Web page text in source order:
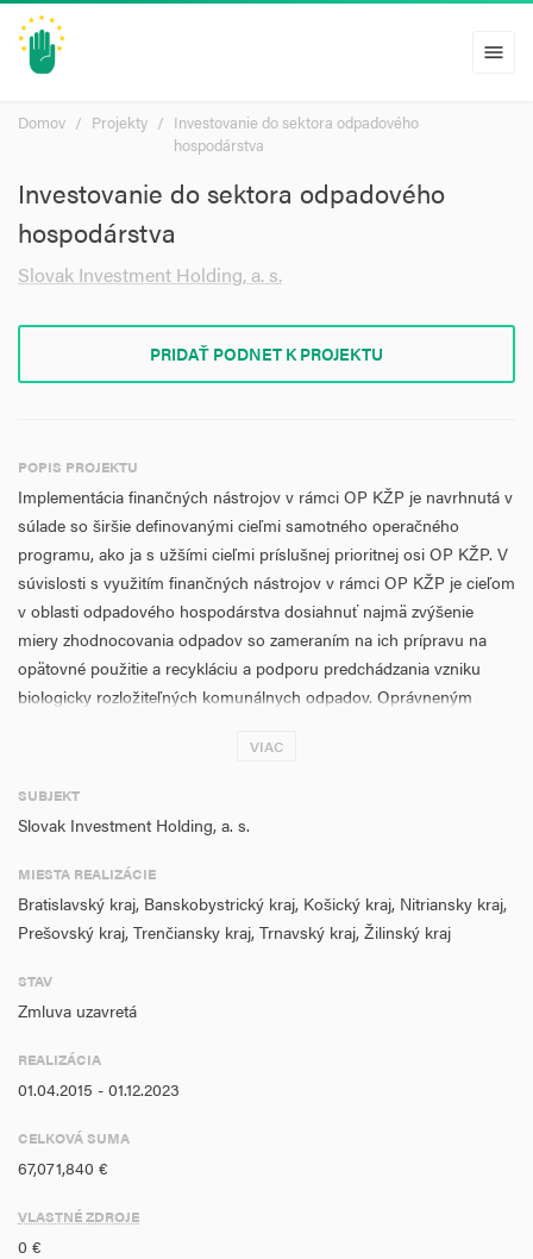
menu
Domov Projekty
Investovanie do sektora odpadového
hospodárstva
Investovanie do sektora odpadového
hospodárstva
Slovak Investment Holding, a. s.
PRIDAŤ PODNET K PROJEKTU
POPIS PROJEKTU
Implementácia finančných nástrojov v rámci OP KŽP je navrhnutá v
súlade so širšie definovanými cieľmi samotného operačného
programu, ako ja s užšími cieľmi príslušnej prioritnej osi OP KŽP. V
súvislosti s využitím finančných nástrojov v rámci OP KŽP je cieľom
v oblasti odpadového hospodárstva dosiahnuť najmä zvýšenie
miery zhodnocovania odpadov so zameraním na ich prípravu na
opätovné použitie a recykláciu a podporu predchádzania vzniku
biologicky rozložiteľných komunálnych odpadov. Oprávneným
VIAC
SUBJEKT
Slovak Investment Holding, a. s.
MIESTA REALIZÁCIE
Bratislavský kraj, Banskobystrický kraj, Košický kraj, Nitriansky kraj,
Prešovský kraj, Trenčiansky kraj, Trnavský kraj, Žilinský kraj
STAV
Zmluva uzavretá
REALIZÁCIA
01.04.2015 - 01.12.2023
CELKOVÁ SUMA
67,071,840 €
VLASTNÉ ZDROJE
0 €